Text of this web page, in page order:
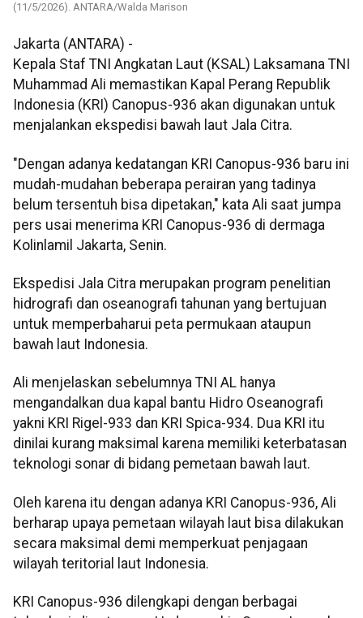
(11/5/2026). ANTARA/Walda Marison
Jakarta (ANTARA) -
Kepala Staf TNI Angkatan Laut (KSAL) Laksamana TNI
Muhammad Ali memastikan Kapal Perang Republik
Indonesia (KRI) Canopus-936 akan digunakan untuk
menjalankan ekspedisi bawah laut Jala Citra.
"Dengan adanya kedatangan KRI Canopus-936 baru ini
mudah-mudahan beberapa perairan yang tadinya
belum tersentuh bisa dipetakan," kata Ali saat jumpa
pers usai menerima KRI Canopus-936 di dermaga
Kolinlamil Jakarta, Senin.
Ekspedisi Jala Citra merupakan program penelitian
hidrografi dan oseanografi tahunan yang bertujuan
untuk memperbaharui peta permukaan ataupun
bawah laut Indonesia.
Ali menjelaskan sebelumnya TNI AL hanya
mengandalkan dua kapal bantu Hidro Oseanografi
yakni KRI Rigel-933 dan KRI Spica-934. Dua KRI itu
dinilai kurang maksimal karena memiliki keterbatasan
teknologi sonar di bidang pemetaan bawah laut.
Oleh karena itu dengan adanya KRI Canopus-936, Ali
berharap upaya pemetaan wilayah laut bisa dilakukan
secara maksimal demi memperkuat penjagaan
wilayah teritorial laut Indonesia.
KRI Canopus-936 dilengkapi dengan berbagai